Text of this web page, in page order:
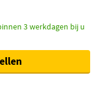
3 werkdagen bij u